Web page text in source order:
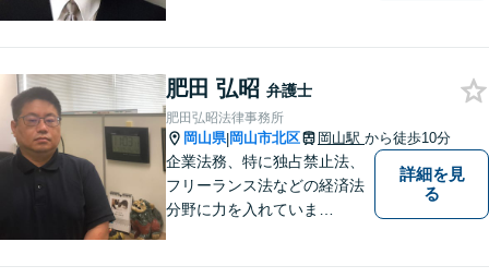
ラス対応】【後払い対応】
【日弁連国際人権問題委員会
所属】お困りの方は、お気軽
にご相談下さい。
肥田 弘昭 弁護士
肥田弘昭法律事務所
岡山県|岡山市北区 岡山駅 から徒歩10分
企業法務、特に独占禁止法、
フリーランス法などの経済法
分野に力を入れていま
詳細を見
る